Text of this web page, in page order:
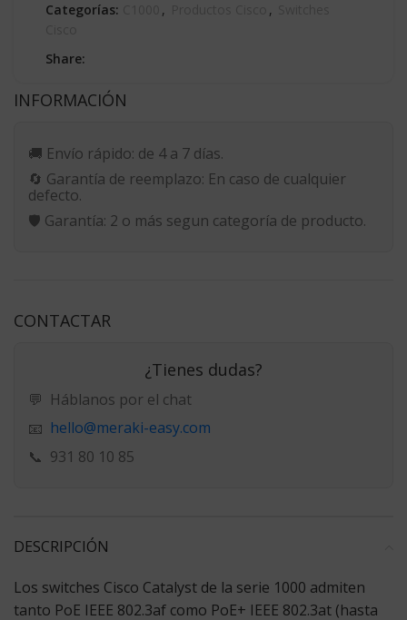
Categorías:
, ,
Share:
INFORMACIÓN
🚚 Envío rápido: de 4 a 7 días.
🔄 Garantía de reemplazo: En caso de cualquier
defecto.
🛡️ Garantía: 2 o más segun categoría de producto.
CONTACTAR
¿Tienes dudas?
💬 Háblanos por el chat
📧 hello@meraki-easy.com
📞 931 80 10 85
DESCRIPCIÓN
Los switches Cisco Catalyst de la serie 1000 admiten
tanto PoE IEEE 802.3af como PoE+ IEEE 802.3at (hasta